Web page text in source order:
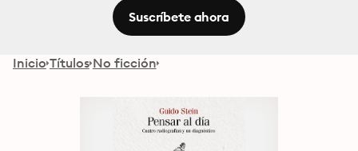
Suscríbete ahora
Inicio Títulos No ficción